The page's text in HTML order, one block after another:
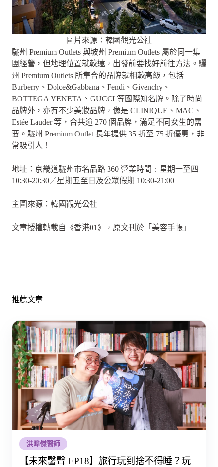
圖片來源：韓國觀光公社
驪州 Premium Outlets 與坡州 Premium Outlets 屬於同一集
團經營，但地理位置就較遠，出發前要找好前往方法。驪
州 Premium Outlets 所集合的品牌就相較高級，包括
Burberry、Dolce&Gabbana、Fendi、Givenchy、
BOTTEGA VENETA、GUCCI 等國際知名牌。除了時尚
品牌外，亦有不少美妝品牌，像是 CLINIQUE、MAC、
Estée Lauder 等，合共逾 270 個品牌，滿足不同女生的需
要。驪州 Premium Outlet 長年提供 35 折至 75 折優惠，非
常吸引人！
地址：京畿道驪州市名品路 360 營業時間﹕星期一至四
10:30-20:30／星期五至日及公眾假期 10:30-21:00
主圖來源：韓國觀光公社
文章授權轉載自《香港01》，原文刊於「美容手帳」
推薦文章
洪暐傑醫師
【未來醫聲 EP18】旅行玩到捨不得睡？玩